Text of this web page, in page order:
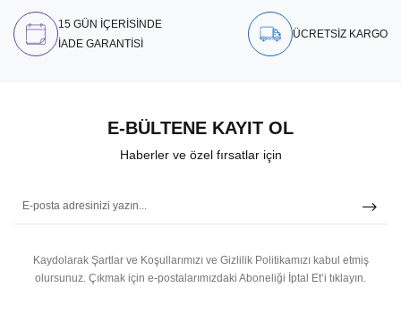
15 GÜN İÇERİSİNDE
İADE GARANTİSİ
ÜCRETSİZ KARGO
E-BÜLTENE KAYIT OL
Haberler ve özel fırsatlar için
Kaydolarak Şartlar ve Koşullarımızı ve Gizlilik Politikamızı kabul etmiş
olursunuz. Çıkmak için e-postalarımızdaki Aboneliği İptal Et’i tıklayın.